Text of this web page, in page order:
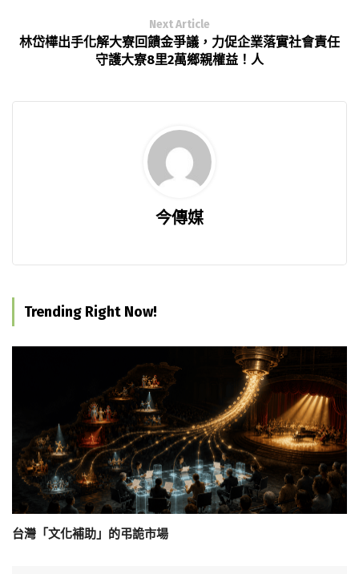
Next Article
林岱樺出手化解大寮回饋金爭議，力促企業落實社會責任
守護大寮8里2萬鄉親權益！人
今傳媒
Trending Right Now!
台灣「文化補助」的弔詭市場